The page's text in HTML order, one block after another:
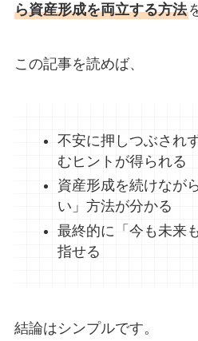
ら資産形成を両立する方法
この記事を読めば、
不安に押しつぶされ
むヒントが得られる
資産形成を続けなが
い」方法が分かる
最終的に「今も未来
指せる
結論はシンプルです。